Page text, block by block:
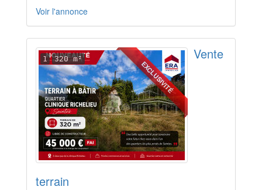
Voir l'annonce
EXCLUSIVITÉ
1 320 m² Vente
terrain